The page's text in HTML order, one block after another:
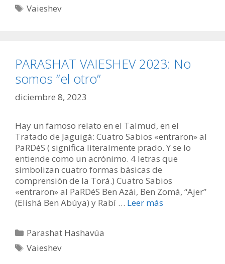
Etiquetas
Vaieshev
PARASHAT VAIESHEV 2023: No
somos “el otro”
diciembre 8, 2023
Hay un famoso relato en el Talmud, en el
Tratado de Jaguigá: Cuatro Sabios «entraron» al
PaRDéS ( significa literalmente prado. Y se lo
entiende como un acrónimo. 4 letras que
simbolizan cuatro formas básicas de
comprensión de la Torá.) Cuatro Sabios
«entraron» al PaRDéS Ben Azái, Ben Zomá, “Ajer”
(Elishá Ben Abúya) y Rabí … Leer más
Categorías
Parashat Hashavúa
Etiquetas
Vaieshev